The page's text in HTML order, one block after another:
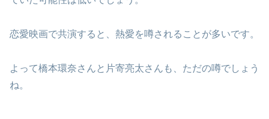
恋愛映画で共演すると、熱愛を噂されることが多いです。
よって橋本環奈さんと片寄亮太さんも、ただの噂でしょう
ね。